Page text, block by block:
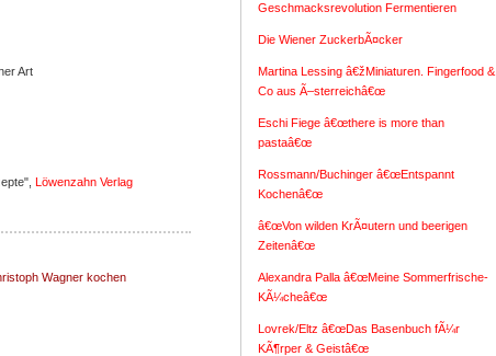
Art
Löwenzahn Verlag
Wagner kochen
Geschmacksrevolution Fermentieren
Die Wiener ZuckerbÃ¤cker
Martina Lessing â€žMiniaturen. Fingerfood &
Co aus Ã–sterreichâ€œ
Eschi Fiege â€œthere is more than
pastaâ€œ
Rossmann/Buchinger â€œEntspannt
Kochenâ€œ
â€œVon wilden KrÃ¤utern und beerigen
Zeitenâ€œ
Alexandra Palla â€œMeine Sommerfrische-
KÃ¼cheâ€œ
Lovrek/Eltz â€œDas Basenbuch fÃ¼r
KÃ¶rper & Geistâ€œ